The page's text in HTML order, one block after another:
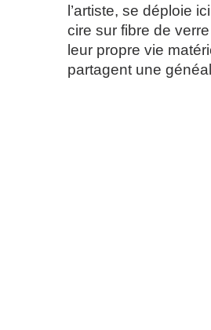
l’artiste, se déploie
cire sur fibre de
leur propre vie
partagent une